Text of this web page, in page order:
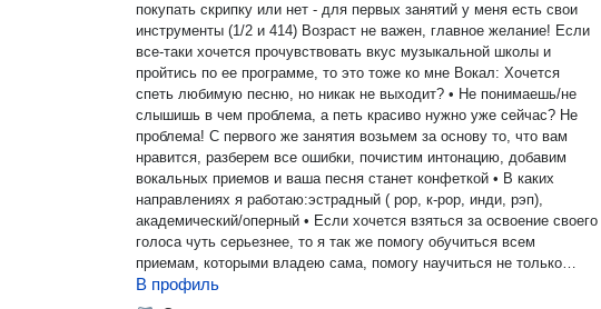
покупать скрипку или нет - для первых занятий у меня есть свои
инструменты (1/2 и 414) Возраст не важен, главное желание! Если
все-таки хочется прочувствовать вкус музыкальной школы и
пройтись по ее программе, то это тоже ко мне Вокал: Хочется
спеть любимую песню, но никак не выходит? • Не понимаешь/не
слышишь в чем проблема, а петь красиво нужно уже сейчас? Не
проблема! С первого же занятия возьмем за основу то, что вам
нравится, разберем все ошибки, почистим интонацию, добавим
вокальных приемов и ваша песня станет конфеткой • В каких
направлениях я работаю:эстрадный ( рор, к-рор, инди, рэп),
академический/оперный • Если хочется взяться за освоение своего
голоса чуть серьезнее, то я так же помогу обучиться всем
приемам, которыми владею сама, помогу научиться не только
слышать, но и слушать музыку, анализировать Сольфеджио:
Помогу освоить весь школьный курс знаний сольфеджио и даже
В профиль